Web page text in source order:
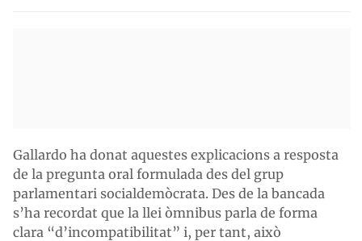
Gallardo ha donat aquestes explicacions a resposta
de la pregunta oral formulada des del grup
parlamentari socialdemòcrata. Des de la bancada
s’ha recordat que la llei òmnibus parla de forma
clara “d’incompatibilitat” i, per tant, això